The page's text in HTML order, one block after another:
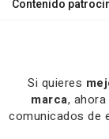
Contenido
Si quieres
marca,
comunicados de